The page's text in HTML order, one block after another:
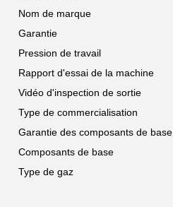
Nom de marque
Garantie
Pression de travail
Rapport d'essai de la machine
Vidéo d'inspection de sortie
Type de commercialisation
Garantie des composants de base
Composants de base
Type de gaz